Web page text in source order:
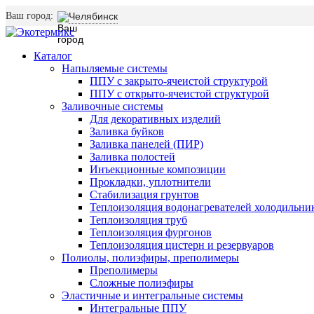
Ваш город: Челябинск
Каталог
Напыляемые системы
ППУ с закрыто-ячеистой структурой
ППУ с открыто-ячеистой структурой
Заливочные системы
Для декоративных изделий
Заливка буйков
Заливка панелей (ПИР)
Заливка полостей
Инъекционные композиции
Прокладки, уплотнители
Стабилизация грунтов
Теплоизоляция водонагревателей
Теплоизоляция труб
Теплоизоляция фургонов
Теплоизоляция цистерн и резервуаров
Полиолы, полиэфиры, преполимеры
Преполимеры
Сложные полиэфиры
Эластичные и интегральные системы
Интегральные ППУ